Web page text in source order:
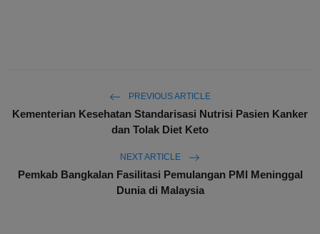
PREVIOUS ARTICLE
Kementerian Kesehatan Standarisasi Nutrisi Pasien Kanker
dan Tolak Diet Keto
NEXT ARTICLE
Pemkab Bangkalan Fasilitasi Pemulangan PMI Meninggal
Dunia di Malaysia